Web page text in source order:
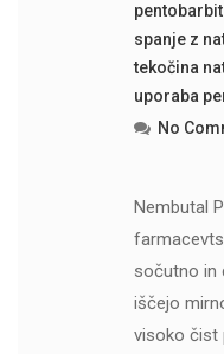
spanje z
tekočina
uporaba
No
Nembutal
sočutno in
iščejo
visoko čist